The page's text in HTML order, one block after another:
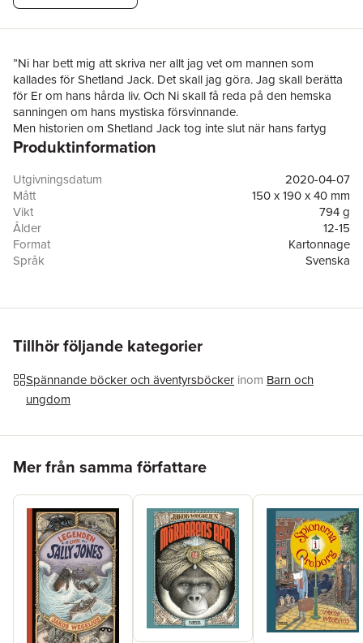
”Ni har bett mig att skriva ner allt jag vet om mannen som
kallades för Shetland Jack. Det skall jag göra. Jag skall berätta
för Er om hans hårda liv. Och Ni skall få reda på den hemska
sanningen om hans mystiska försvinnande.
Men historien om Shetland Jack tog inte slut när hans fartyg
hittades övergivet i Glasgows hamn. Och nu har Jacks öde blivit
det känns svårt. Ibland vill jag bara glömma den långa vintern i
huset på Oswald Street och allt det onda som hände där.
Er vän, Sally Jones”
"Den Falska Rosen" handlar om fartyget Hudson Queens
gåtfulla historia. Sökandet efter sanningen leder skutans
besättning – maskinisten Sally Jones och skepparen Henry
slut själva livet på spel.
Augustprisbelönade böckerna "Legenden om Sally Jones" och
"Mördarens apa". Jakob Wegelius böcker har läsare världen
över och han har mottagit utmärkelser så som Deutscher
Jugendliteraturpreis, ALA Batchelder Award (för bästa översatta
barn- och ungdomsbok i USA 2018), Nordiska rådets pris för
och ungdomsbok år 2008 och 2014.
Produktinformation
Utgivningsdatum
2020-04-07
Mått
150 x 190 x 40 mm
Vikt
794 g
Ålder
12-15
Format
Kartonnage
Språk
Svenska
Förlag
Bonnier Carlsen
ISBN
Tillhör följande kategorier
Spännande böcker och äventyrsböcker inom Barn och
ungdom
Mer från samma författare